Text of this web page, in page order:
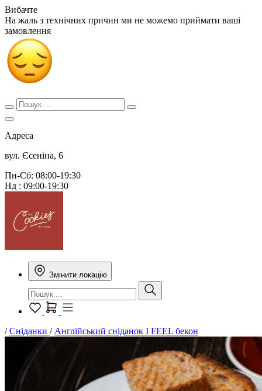
Вибачте
На жаль з технічних причин ми не можемо приймати ваші
замовлення
Адреса
вул. Єсеніна, 6
Пн-Сб: 08:00-19:30
Нд : 09:00-19:30
Змінити локацію
/Сніданки / Англійський сніданок I FEEL бекон